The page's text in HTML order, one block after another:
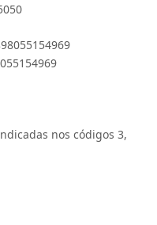
nos códigos 3,